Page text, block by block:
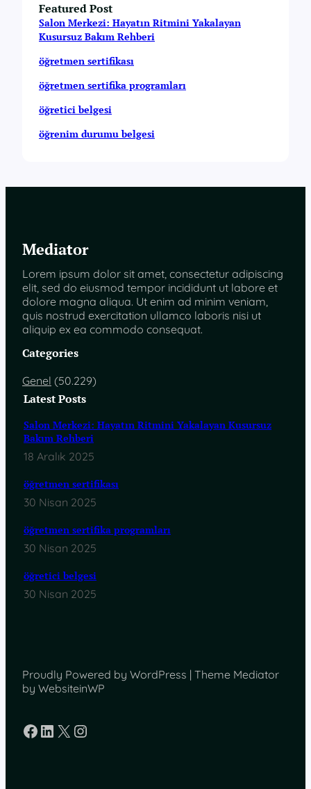
Featured Post
Salon Merkezi: Hayatın Ritmini Yakalayan
Kusursuz Bakım Rehberi
öğretmen sertifikası
öğretmen sertifika programları
öğretici belgesi
öğrenim durumu belgesi
Mediator
Lorem ipsum dolor sit amet, consectetur adipiscing
elit, sed do eiusmod tempor incididunt ut labore et
dolore magna aliqua. Ut enim ad minim veniam,
quis nostrud exercitation ullamco laboris nisi ut
aliquip ex ea commodo consequat.
Categories
Genel (50.229)
Latest Posts
Salon Merkezi: Hayatın Ritmini Yakalayan Kusursuz
Bakım Rehberi
18 Aralık 2025
öğretmen sertifikası
30 Nisan 2025
öğretmen sertifika programları
30 Nisan 2025
öğretici belgesi
30 Nisan 2025
Proudly Powered by WordPress | Theme Mediator
by WebsiteinWP
Facebook
LinkedIn
X Instagram